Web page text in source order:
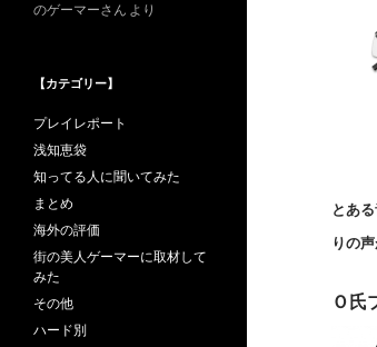
とあ
りの声
Ｏ氏
のゲーマーさん より
【カテゴリー】
プレイレポート
浅知恵袋
知ってる人に聞いてみた
まとめ
海外の評価
街の美人ゲーマーに取材して
みた
その他
ハード別